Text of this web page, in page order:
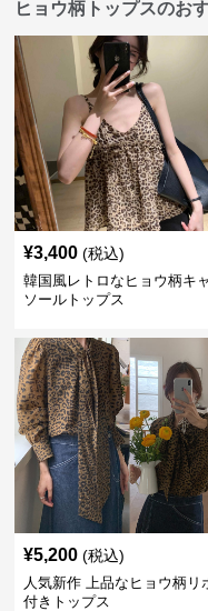
ヒョウ柄トップスのお
¥3,400 (税込)
韓国風レトロなヒョウ柄キ
ソールトップス
¥5,200 (税込)
人気新作 上品なヒョウ柄リ
付きトップス